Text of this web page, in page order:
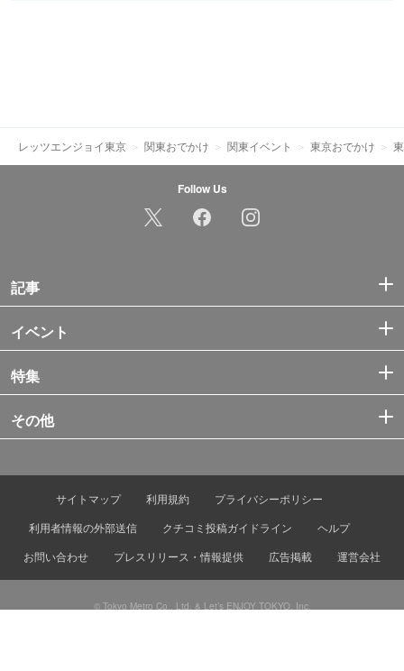
レッツエンジョイ東京 関東おでかけ 関東イベント 東京おでかけ
Follow Us
記事
イベント
特集
その他
サイトマップ 利用規約
プライバシーポリシー
利用者情報の外部送信
クチコミ投稿ガイドライン
ヘルプ
お問い合わせ
プレスリリース・情報提供 広告掲載 運営会社
© Tokyo Metro Co., Ltd. & Let’s ENJOY TOKYO, Inc.